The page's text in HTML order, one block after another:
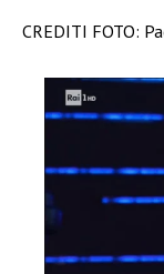
CREDITI FOTO: